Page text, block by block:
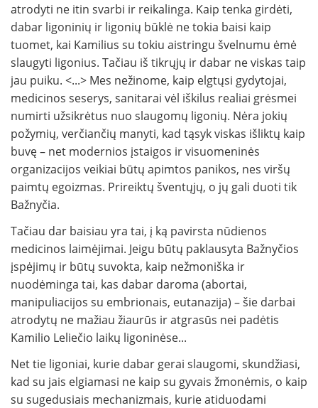
atrodyti ne itin svarbi ir reikalinga. Kaip tenka girdėti,
dabar ligoninių ir ligonių būklė ne tokia baisi kaip
tuomet, kai Kamilius su tokiu aistringu švelnumu ėmė
slaugyti ligonius. Tačiau iš tikrųjų ir dabar ne viskas taip
jau puiku. <...> Mes nežinome, kaip elgtųsi gydytojai,
medicinos seserys, sanitarai vėl iškilus realiai grėsmei
numirti užsikrėtus nuo slaugomų ligonių. Nėra jokių
požymių, verčiančių manyti, kad tąsyk viskas išliktų kaip
buvę – net modernios įstaigos ir visuomeninės
organizacijos veikiai būtų apimtos panikos, nes viršų
paimtų egoizmas. Prireiktų šventųjų, o jų gali duoti tik
Bažnyčia.
Tačiau dar baisiau yra tai, į ką pavirsta nūdienos
medicinos laimėjimai. Jeigu būtų paklausyta Bažnyčios
įspėjimų ir būtų suvokta, kaip nežmoniška ir
nuodėminga tai, kas dabar daroma (abortai,
manipuliacijos su embrionais, eutanazija) – šie darbai
atrodytų ne mažiau žiaurūs ir atgrasūs nei padėtis
Kamilio Leliečio laikų ligoninėse...
Net tie ligoniai, kurie dabar gerai slaugomi, skundžiasi,
kad su jais elgiamasi ne kaip su gyvais žmonėmis, o kaip
su sugedusiais mechanizmais, kurie atiduodami